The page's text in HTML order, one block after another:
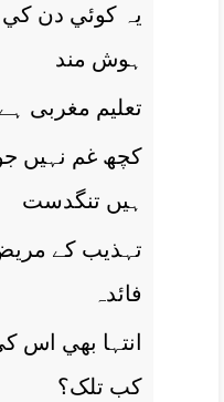
يہ کوئي دن
ہوش مند
تعليم مغربی
کچھ غم نہيں
ہيں تنگدست
تہذيب کے
فائدہ
انتہا بھي اس
کب تلک؟